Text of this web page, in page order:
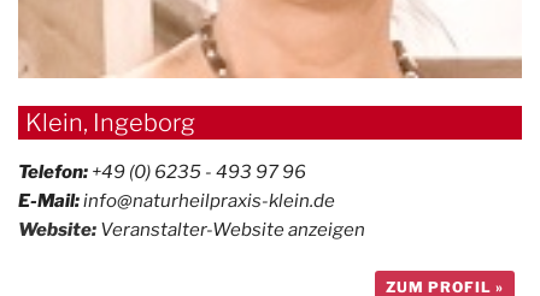
Klein, Ingeborg
Telefon: +49 (0) 6235 - 493 97 96
E-Mail:info@naturheilpraxis-klein.de
Website: Veranstalter-Website anzeigen
ZUM PROFIL »